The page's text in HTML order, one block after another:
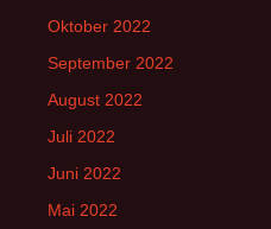
Oktober 2022
September 2022
August 2022
Juli 2022
Juni 2022
Mai 2022